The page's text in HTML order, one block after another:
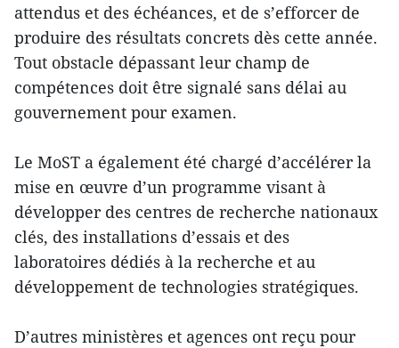
attendus et des échéances, et de s’efforcer de
produire des résultats concrets dès cette année.
Tout obstacle dépassant leur champ de
compétences doit être signalé sans délai au
gouvernement pour examen.
Le MoST a également été chargé d’accélérer la
mise en œuvre d’un programme visant à
développer des centres de recherche nationaux
clés, des installations d’essais et des
laboratoires dédiés à la recherche et au
développement de technologies stratégiques.
D’autres ministères et agences ont reçu pour